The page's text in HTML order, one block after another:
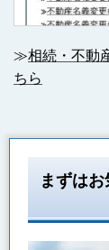
≫相続・不動
ちら
まずは